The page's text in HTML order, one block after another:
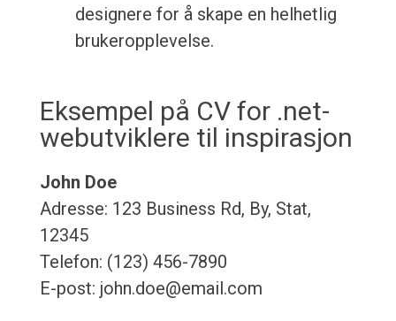
designere for å skape en helhetlig
brukeropplevelse.
Eksempel på CV for .net-
webutviklere til inspirasjon
John Doe
Adresse: 123 Business Rd, By, Stat,
12345
Telefon: (123) 456-7890
E-post: john.doe@email.com